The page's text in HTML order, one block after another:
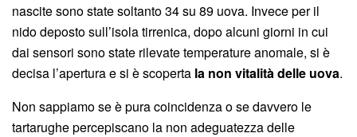
nascite sono state soltanto 34 su 89 uova. Invece per il
nido deposto sull’isola tirrenica, dopo alcuni giorni in cui
dai sensori sono state rilevate temperature anomale, si è
decisa l’apertura e si è scoperta la non vitalità delle uova.
Non sappiamo se è pura coincidenza o se davvero le
tartarughe percepiscano la non adeguatezza delle